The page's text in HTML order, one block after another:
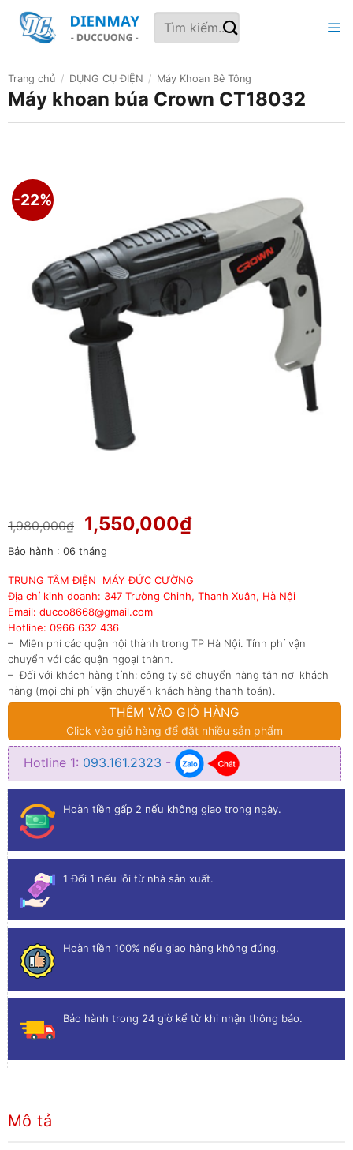
qua
Tìm
kiếm:
Trang chủ / DỤNG CỤ ĐIỆN / Máy Khoan Bê Tông
Máy khoan búa Crown CT18032
-22%
1,980,000₫
Giá
gốc
là:
1,980,000₫.
1,550,000₫Giá
là:
1,550,000₫.
Bảo hành : 06 tháng
TRUNG TÂM ĐIỆN MÁY ĐỨC CƯỜNG
Địa chỉ kinh doanh: 347 Trường Chinh, Thanh Xuân, Hà Nội
Email: ducco8668@gmail.com
Hotline: 0966 632 436
– Miễn phí các quận nội thành trong TP Hà Nội. Tính phí vận
chuyển với các quận ngoại thành.
– Đối với khách hàng tỉnh: công ty sẽ chuyển hàng tận nơi khách
hàng (mọi chi phí vận chuyển khách hàng thanh toán).
THÊM VÀO GIỎ HÀNG
Click vào giỏ hàng để đặt nhiều sản phẩm
Hotline 1: 093.161.2323 -
Hoàn tiền gấp 2 nếu không giao trong ngày.
1 Đổi 1 nếu lỗi từ nhà sản xuất.
Hoàn tiền 100% nếu giao hàng không đúng.
Bảo hành trong 24 giờ kể từ khi nhận thông báo.
Mô tả